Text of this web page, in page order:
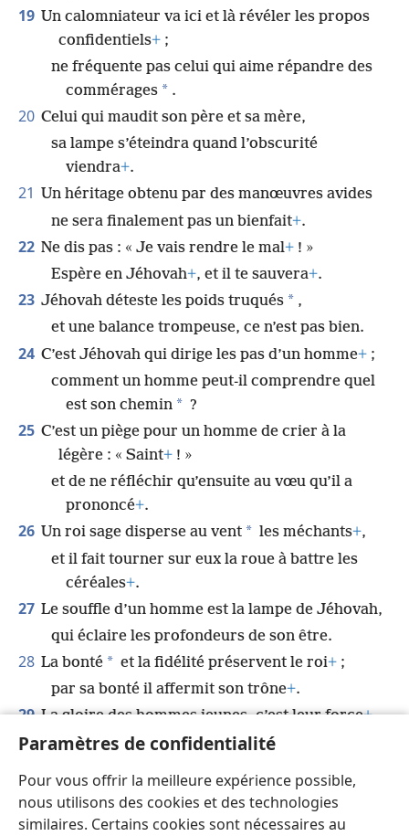
Paramètres de confidentialité
Pour vous offrir la meilleure expérience possible,
nous utilisons des cookies et des technologies
similaires. Certains cookies sont nécessaires au
19 Un calomniateur va ici et là révéler les propos
confidentiels+ ;
ne fréquente pas celui qui aime répandre des
commérages * .
20 Celui qui maudit son père et sa mère,
sa lampe s’éteindra quand l’obscurité
viendra+.
21 Un héritage obtenu par des manœuvres avides
ne sera finalement pas un bienfait+.
22 Ne dis pas : « Je vais rendre le mal+ ! »
Espère en Jéhovah+, et il te sauvera+.
23 Jéhovah déteste les poids truqués * ,
et une balance trompeuse, ce n’est pas bien.
24 C’est Jéhovah qui dirige les pas d’un homme+ ;
comment un homme peut-il comprendre quel
est son chemin * ?
25 C’est un piège pour un homme de crier à la
légère : « Saint+ ! »
et de ne réfléchir qu’ensuite au vœu qu’il a
prononcé+.
26 Un roi sage disperse au vent * les méchants+,
et il fait tourner sur eux la roue à battre les
céréales+.
27 Le souffle d’un homme est la lampe de Jéhovah,
qui éclaire les profondeurs de son être.
28 La bonté * et la fidélité préservent le roi+ ;
par sa bonté il affermit son trône+.
29 La gloire des hommes jeunes, c’est leur force+,
et la splendeur des hommes âgés, ce sont
30 Les bleus et les plaies évacuent * le mal
les coups purifient les profondeurs de l’être.